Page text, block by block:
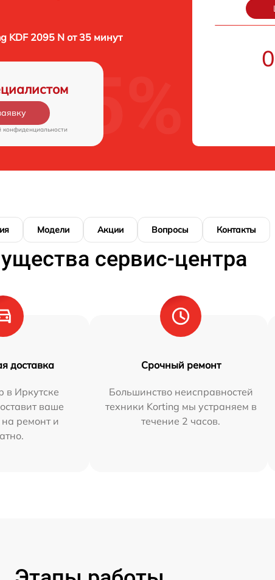
KDF 2095 N от 35 минут
конфиденциальности
Модели Акции Вопросы Контакты
сервис-центра
доставка
в Иркутске
ваше
на ремонт и
Срочный ремонт
Большинство неисправностей
техники Korting мы устраняем в
течение 2 часов.